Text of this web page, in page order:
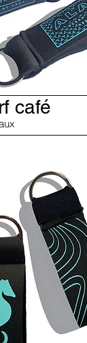
café